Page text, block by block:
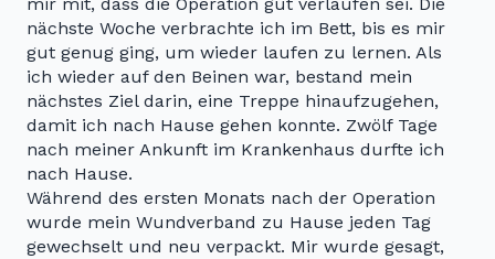
mir mit, dass die Operation gut verlaufen sei. Die
nächste Woche verbrachte ich im Bett, bis es mir
gut genug ging, um wieder laufen zu lernen. Als
ich wieder auf den Beinen war, bestand mein
nächstes Ziel darin, eine Treppe hinaufzugehen,
damit ich nach Hause gehen konnte. Zwölf Tage
nach meiner Ankunft im Krankenhaus durfte ich
nach Hause.
Während des ersten Monats nach der Operation
wurde mein Wundverband zu Hause jeden Tag
gewechselt und neu verpackt. Mir wurde gesagt,